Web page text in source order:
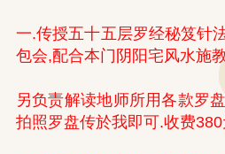
一.传授五十五层罗经秘笈针
包会,配合本门阴阳宅风水施
另负责解读地师所用各款罗
拍照罗盘传於我即可.收费380